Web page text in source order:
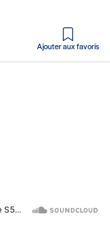
Ajouter aux favoris